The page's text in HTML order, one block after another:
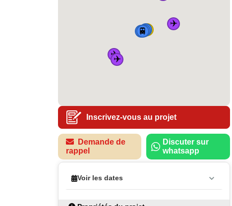
🏠
🚆
🚆
🚆
🚆
✈️
✈️
✈️
Inscrivez-vous au projet
Demande de
rappel
Discuter sur
whatsapp
Voir les dates